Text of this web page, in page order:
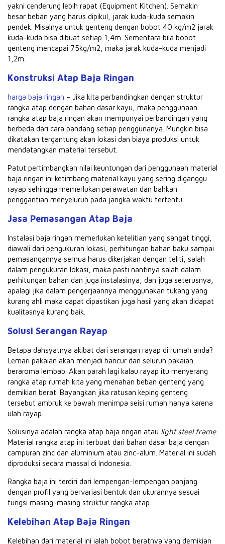
yakni cenderung lebih rapat (Equipment Kitchen). Semakin
besar beban yang harus dipikul, jarak kuda-kuda semakin
pendek. Misalnya untuk genteng dengan bobot 40 kg/m2 jarak
kuda-kuda bisa dibuat setiap 1,4m. Sementara bila bobot
genteng mencapai 75kg/m2, maka jarak kuda-kuda menjadi
1,2m.
Konstruksi Atap Baja Ringan
harga baja ringan – Jika kita perbandingkan dengan struktur
rangka atap dengan bahan dasar kayu, maka penggunaan
rangka atap baja ringan akan mempunyai perbandingan yang
berbeda dari cara pandang setiap penggunanya. Mungkin bisa
dikatakan tergantung akan lokasi dan biaya produksi untuk
mendatangkan material tersebut.
Patut pertimbangkan nilai keuntungan dari penggunaan material
baja ringan ini ketimbang material kayu yang sering diganggu
rayap sehingga memerlukan perawatan dan bahkan
penggantian menyeluruh pada jangka waktu tertentu.
Jasa Pemasangan Atap Baja
Instalasi baja ringan memerlukan ketelitian yang sangat tinggi,
diawali dari pengukuran lokasi, perhitungan bahan baku sampai
pemasangannya semua harus dikerjakan dengan teliti, salah
dalam pengukuran lokasi, maka pasti nantinya salah dalam
perhitungan bahan dan juga instalasinya, dan juga seterusnya,
apalagi jika dalam pengerjaannya menggunakan tukang yang
kurang ahli maka dapat dipastikan juga hasil yang akan didapat
kualitasnya kurang baik.
Solusi Serangan Rayap
Betapa dahsyatnya akibat dari serangan rayap di rumah anda?
Lemari pakaian akan menjadi hancur dan seluruh pakaian
beraroma lembab. Akan parah lagi kalau rayap itu menyerang
rangka atap rumah kita yang menahan beban genteng yang
demikian berat. Bayangkan jika ratusan keping genteng
tersebut ambruk ke bawah menimpa seisi rumah hanya karena
ulah rayap.
Solusinya adalah rangka atap baja ringan atau light steel frame.
Material rangka atap ini terbuat dari bahan dasar baja dengan
campuran zinc dan aluminium atau zinc-alum. Material ini sudah
diproduksi secara massal di Indonesia.
Rangka baja ini terdiri dari lempengan-lempengan panjang
dengan profil yang bervariasi bentuk dan ukurannya sesuai
fungsi masing-masing struktur rangka atap.
Kelebihan Atap Baja Ringan
Kelebihan dari material ini ialah bobot beratnya yang demikian